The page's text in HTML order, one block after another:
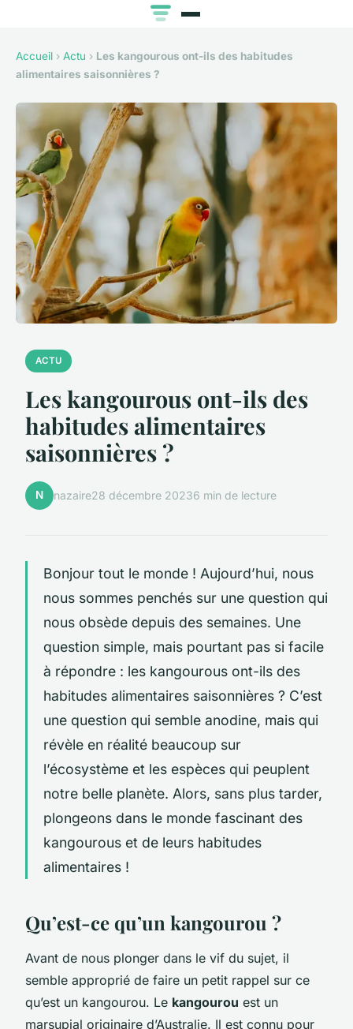
Accueil › Actu › Les kangourous ont-ils des habitudes
alimentaires saisonnières ?
ACTU
Les kangourous ont-ils des
habitudes alimentaires
saisonnières ?
N nazaire28 décembre 20236 min de lecture
Bonjour tout le monde ! Aujourd’hui, nous
nous sommes penchés sur une question qui
nous obsède depuis des semaines. Une
question simple, mais pourtant pas si facile
à répondre : les kangourous ont-ils des
habitudes alimentaires saisonnières ? C’est
une question qui semble anodine, mais qui
révèle en réalité beaucoup sur
l’écosystème et les espèces qui peuplent
notre belle planète. Alors, sans plus tarder,
plongeons dans le monde fascinant des
kangourous et de leurs habitudes
alimentaires !
Qu’est-ce qu’un kangourou ?
Avant de nous plonger dans le vif du sujet, il
semble approprié de faire un petit rappel sur ce
qu’est un kangourou. Le kangourou est un
marsupial originaire d’Australie. Il est connu pour